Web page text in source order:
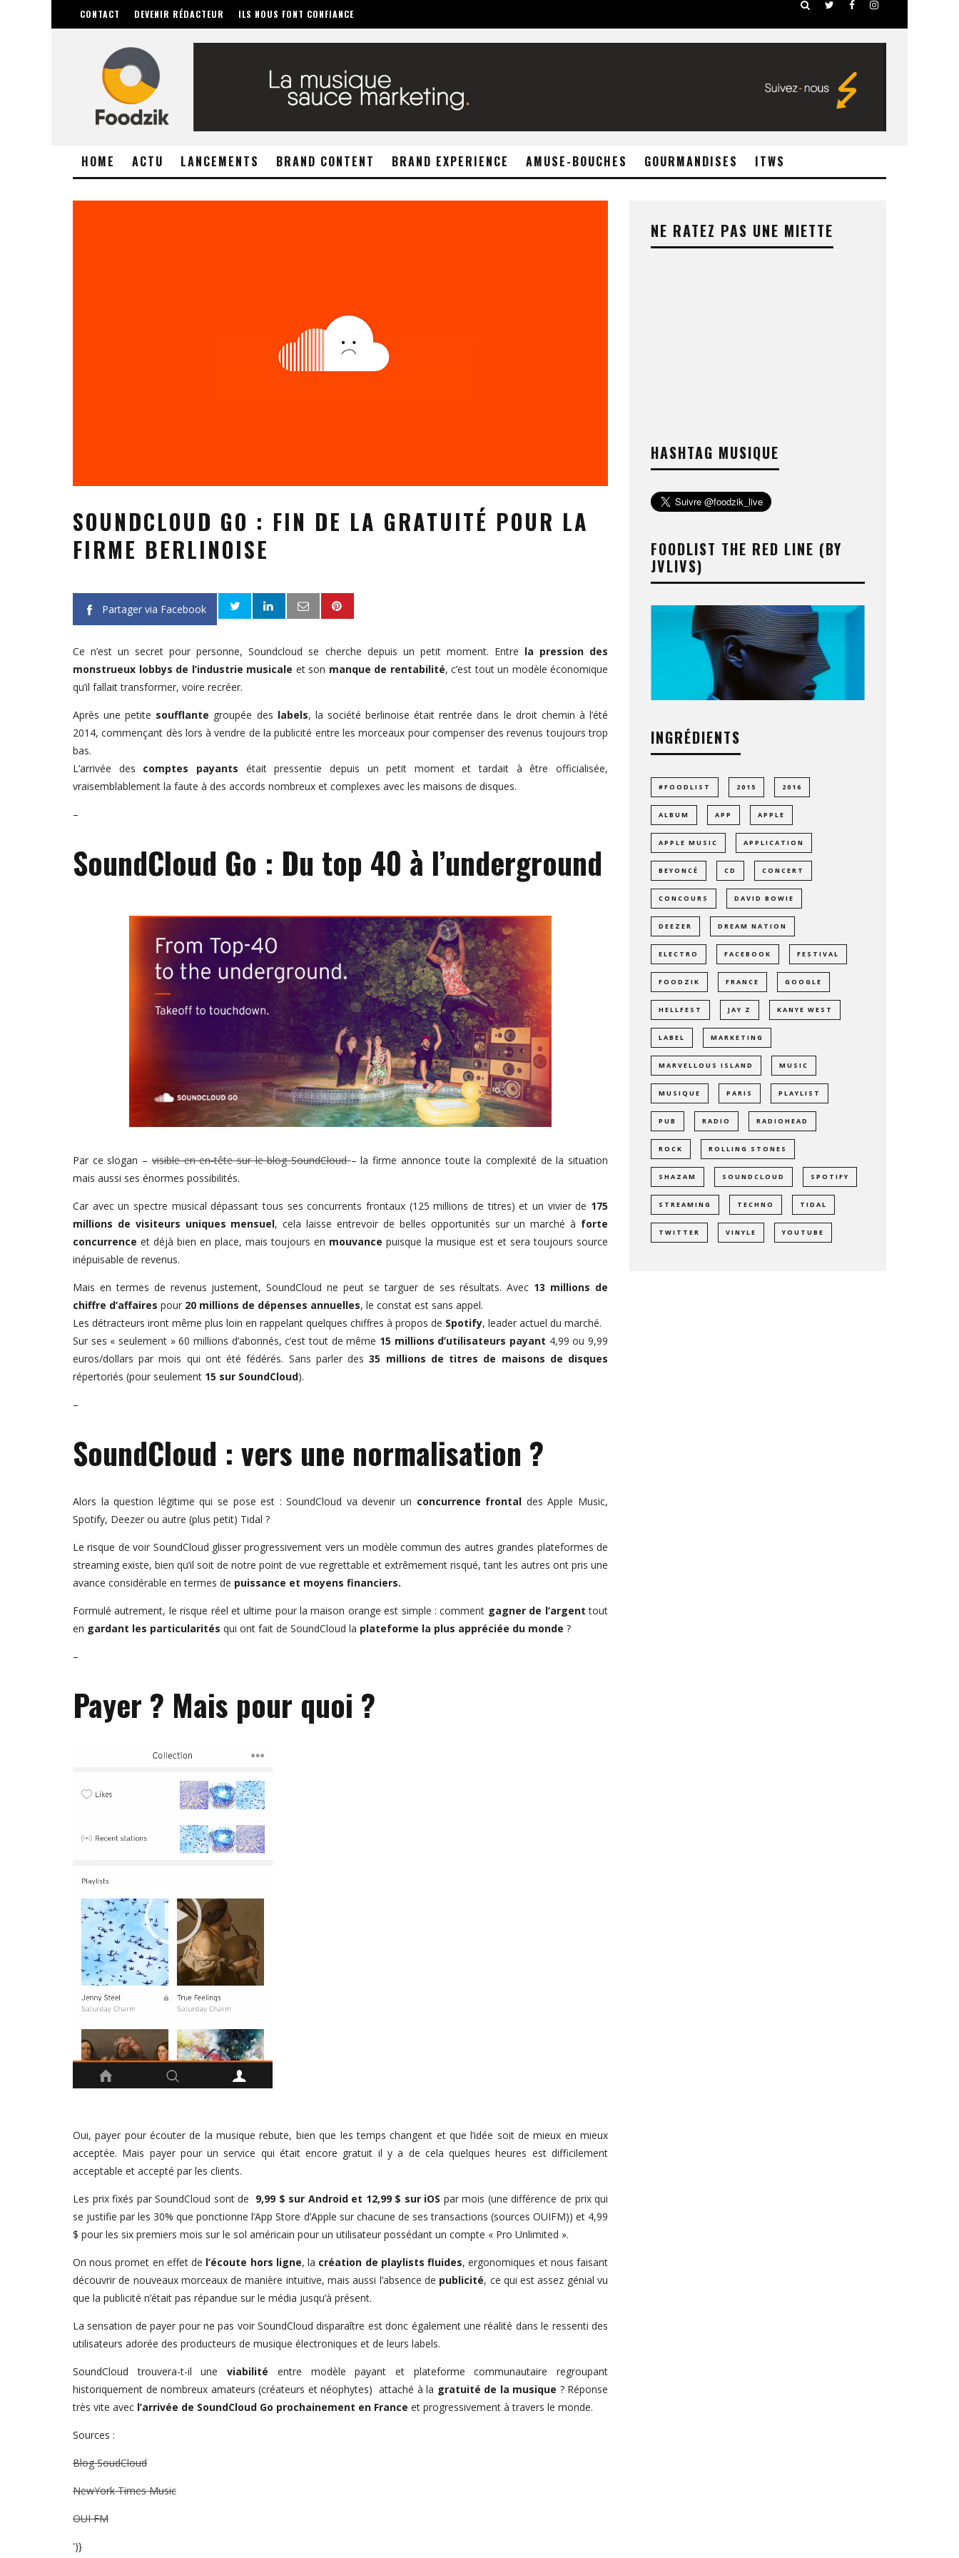
CONTACT DEVENIR RÉDACTEUR ILS NOUS FONT CONFIANCE
HOME ACTU LANCEMENTS BRAND CONTENT BRAND EXPERIENCE AMUSE-BOUCHES GOURMANDISES ITWS
SOUNDCLOUD GO : FIN DE LA GRATUITÉ POUR LA
FIRME BERLINOISE
Partager via Facebook
Ce n’est un secret pour personne, Soundcloud se cherche depuis un petit moment. Entre la pression des
monstrueux lobbys de l’industrie musicale et son manque de rentabilité, c’est tout un modèle économique
qu’il fallait transformer, voire recréer.
Après une petite soufflante groupée des labels, la société berlinoise était rentrée dans le droit chemin à l’été
2014, commençant dès lors à vendre de la publicité entre les morceaux pour compenser des revenus toujours trop
bas.
L’arrivée des comptes payants était pressentie depuis un petit moment et tardait à être officialisée,
vraisemblablement la faute à des accords nombreux et complexes avec les maisons de disques.
–
SoundCloud Go : Du top 40 à l’underground
Par ce slogan –visible en en-tête sur le blog SoundCloud– la firme annonce toute la complexité de la situation
mais aussi ses énormes possibilités.
Car avec un spectre musical dépassant tous ses concurrents frontaux (125 millions de titres) et un vivier de 175
millions de visiteurs uniques mensuel, cela laisse entrevoir de belles opportunités sur un marché à forte
concurrence et déjà bien en place, mais toujours en mouvance puisque la musique est et sera toujours source
inépuisable de revenus.
Mais en termes de revenus justement, SoundCloud ne peut se targuer de ses résultats. Avec 13 millions de
chiffre d’affaires pour 20 millions de dépenses annuelles, le constat est sans appel.
Les détracteurs iront même plus loin en rappelant quelques chiffres à propos de Spotify, leader actuel du marché.
Sur ses « seulement » 60 millions d’abonnés, c’est tout de même 15 millions d’utilisateurs payant 4,99 ou 9,99
euros/dollars par mois qui ont été fédérés. Sans parler des35 millions de titres de maisons de disques
répertoriés (pour seulement 15 sur SoundCloud).
–
SoundCloud : vers une normalisation ?
Alors la question légitime qui se pose est : SoundCloud va devenir un concurrence frontal des Apple Music,
Spotify, Deezer ou autre (plus petit) Tidal ?
Le risque de voir SoundCloud glisser progressivement vers un modèle commun des autres grandes plateformes de
streaming existe, bien qu’il soit de notre point de vue regrettable et extrêmement risqué, tant les autres ont pris une
avance considérable en termes de puissance et moyens financiers.
Formulé autrement, le risque réel et ultime pour la maison orange est simple : comment gagner de l’argent tout
en gardant les particularités qui ont fait de SoundCloud la plateforme la plus appréciée du monde ?
–
Payer ? Mais pour quoi ?
00:00
Oui, payer pour écouter de la musique rebute, bien que les temps changent et que l’idée soit de mieux en mieux
acceptée. Mais payer pour un service qui était encore gratuit il y a de cela quelques heures est difficilement
acceptable et accepté par les clients.
Les prix fixés par SoundCloud sont de 9,99 $ sur Android et 12,99 $ sur iOS par mois (une différence de prix qui
se justifie par les 30% que ponctionne l’App Store d’Apple sur chacune de ses transactions (sources OUIFM)) et 4,99
$ pour les six premiers mois sur le sol américain pour un utilisateur possédant un compte « Pro Unlimited ».
On nous promet en effet de l’écoute hors ligne, la création de playlists fluides, ergonomiques et nous faisant
découvrir de nouveaux morceaux de manière intuitive, mais aussi l’absence de publicité, ce qui est assez génial vu
que la publicité n’était pas répandue sur le média jusqu’à présent.
La sensation de payer pour ne pas voir SoundCloud disparaître est donc également une réalité dans le ressenti des
utilisateurs adorée des producteurs de musique électroniques et de leurs labels.
SoundCloud trouvera-t-il uneviabilité entre modèle payant et plateforme communautaire regroupant
historiquement de nombreux amateurs (créateurs et néophytes) attaché à la gratuité de la musique ? Réponse
très vite avec l’arrivée de SoundCloud Go prochainement en France et progressivement à travers le monde.
Sources :
Blog SoudCloud
NewYork Times Music
OUI FM
')}
NE RATEZ PAS UNE MIETTE
HASHTAG MUSIQUE
FOODLIST THE RED LINE (BY
JVLIVS)
INGRÉDIENTS
#FOODLIST 2015 2016
ALBUM APP APPLE
APPLE MUSIC APPLICATION
BEYONCÉ CD CONCERT
CONCOURS DAVID BOWIE
DEEZER DREAM NATION
ELECTRO FACEBOOK FESTIVAL
FOODZIK FRANCE GOOGLE
HELLFEST JAY Z KANYE WEST
LABEL MARKETING
MARVELLOUS ISLAND MUSIC
MUSIQUE PARIS PLAYLIST
PUB RADIO RADIOHEAD
ROCK ROLLING STONES
SHAZAM SOUNDCLOUD SPOTIFY
STREAMING TECHNO TIDAL
TWITTER VINYLE YOUTUBE